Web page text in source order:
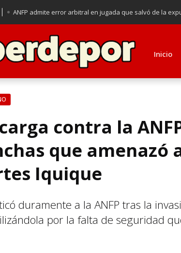
ANFP admite error arbitral en jugada que salvó de la
La U se aferra a la esperanza de clasificar a octavos de
Brasil anuncia a Carlo Ancelotti como su nuevo
Inicio
contra la
que amenazó
Iquique
duramente a la ANFP tras la
por la falta de seguridad